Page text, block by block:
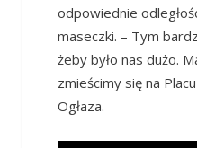
odpowiednie
maseczki. – Tym
żeby było nas dużo.
zmieścimy się na
Ogłaza.